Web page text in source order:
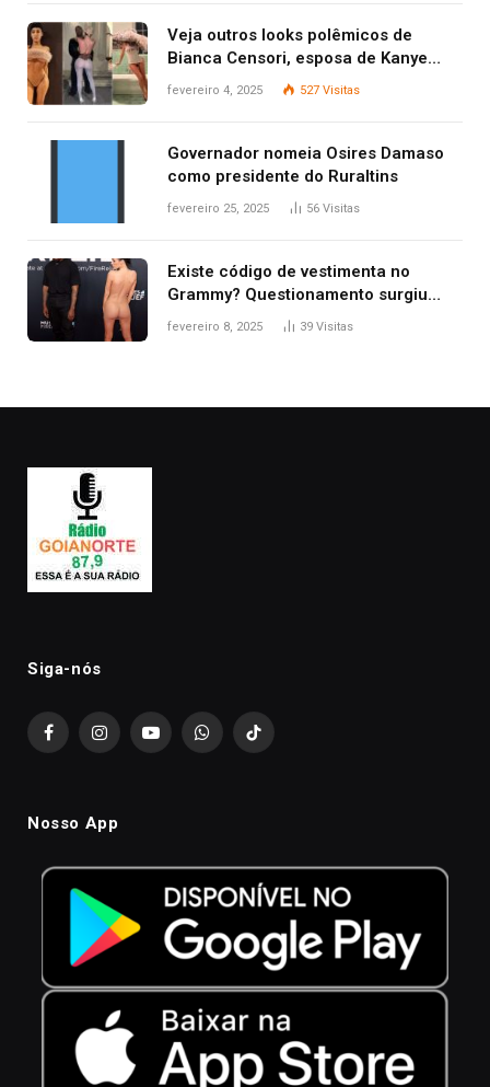
Veja outros looks polêmicos de
Bianca Censori, esposa de Kanye
West que apareceu nua no Grammy
fevereiro 4, 2025 527 Visitas
Governador nomeia Osires Damaso
como presidente do Ruraltins
fevereiro 25, 2025 56 Visitas
Existe código de vestimenta no
Grammy? Questionamento surgiu
após Bianca Censori, mulher de
fevereiro 8, 2025 39 Visitas
Siga-nós
FacebookInstagramYouTubeWhatsAppTikTok
Nosso App